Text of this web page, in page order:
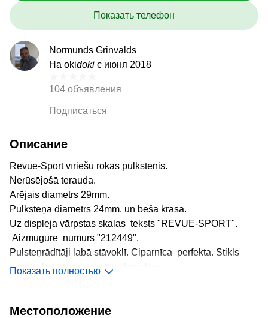
Показать телефон
Normunds Grinvalds
На okidoki с июня 2018
104 объявления
Подписаться
Описание
Revue-Sport vīriešu rokas pulkstenis.
Nerūsējošā terauda.
Ārējais diametrs 29mm.
Pulksteņa diametrs 24mm. un bēša krāsā.
Uz displeja vārpstas skalas teksts "REVUE-SPORT".
Aizmugure numurs "212449".
Pulsteņrādītāji labā stāvoklī. Ciparnīca perfekta. Stikls
vesels, bet tam ir nelielas skrambas.
anti-alerģija ", kā arī" 16XL "un" 616 ".
Показать полностью
Местоположение